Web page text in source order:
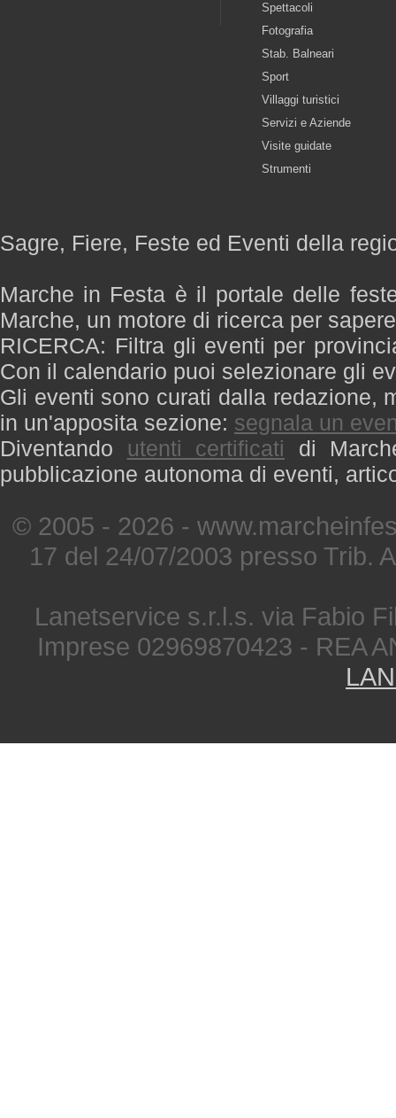
Spettacoli
Fotografia
Stab. Balneari
Sport
Villaggi turistici
Servizi e Aziende
Visite guidate
Strumenti
Sagre, Fiere, Feste ed Eventi della
Marche in Festa è il portale delle
Marche, un motore di ricerca per
RICERCA: Filtra gli eventi per
Con il calendario puoi selezionare gli
Gli eventi sono curati dalla redazione,
in un'apposita sezione: segnala un
Diventando utenti certificati di
pubblicazione autonoma di eventi,
© 2005 - 2026 -
17 del 24/07/2003 presso Trib.
Lanetservice s.r.l.s. via Fabio
Imprese 02969870423 - REA